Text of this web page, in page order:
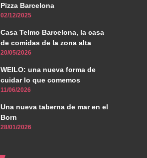
Pizza Barcelona
02/12/2025
Casa Telmo Barcelona, la casa
de comidas de la zona alta
20/05/2026
WEILO: una nueva forma de
cuidar lo que comemos
11/06/2026
Una nueva taberna de mar en el
Born
28/01/2026